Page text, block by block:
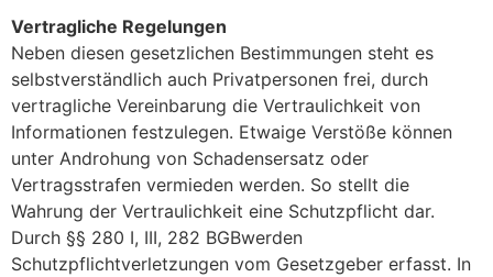
Vertragliche Regelungen
Neben diesen gesetzlichen Bestimmungen steht es
selbstverständlich auch Privatpersonen frei, durch
vertragliche Vereinbarung die Vertraulichkeit von
Informationen festzulegen. Etwaige Verstöße können
unter Androhung von Schadensersatz oder
Vertragsstrafen vermieden werden. So stellt die
Wahrung der Vertraulichkeit eine Schutzpflicht dar.
Durch §§ 280 I, III, 282 BGBwerden
Schutzpflichtverletzungen vom Gesetzgeber erfasst. In